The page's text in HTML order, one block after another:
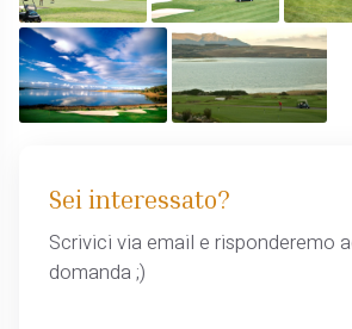
Sei interessato?
Scrivici via email e risponderemo
domanda ;)